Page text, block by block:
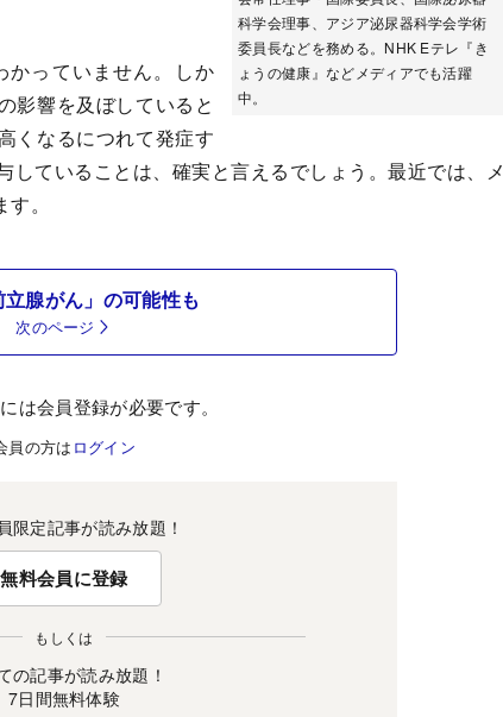
科学会理事、アジア泌尿器科学会学術
委員長などを務める。NHK Eテレ『き
ょうの健康』などメディアでも活躍
中。
っていません。しか
影響を及ぼしていると
くなるにつれて発症す
していることは、確実と言えるでしょう。最近では、メ
。
腺がん」の可能性も
次のページ
は会員登録が必要です。
員の方は ログイン
限定記事が読み放題！
無料会員に登録
もしくは
の記事が読み放題！
7日間無料体験